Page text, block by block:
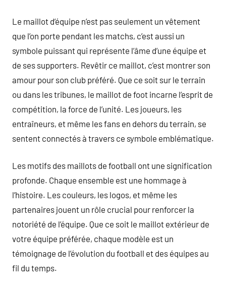
Le maillot d’équipe n’est pas seulement un vêtement
que l’on porte pendant les matchs, c’est aussi un
symbole puissant qui représente l’âme d’une équipe et
de ses supporters. Revêtir ce maillot, c’est montrer son
amour pour son club préféré. Que ce soit sur le terrain
ou dans les tribunes, le maillot de foot incarne l’esprit de
compétition, la force de l’unité. Les joueurs, les
entraîneurs, et même les fans en dehors du terrain, se
sentent connectés à travers ce symbole emblématique.
Les motifs des maillots de football ont une signification
profonde. Chaque ensemble est une hommage à
l’histoire. Les couleurs, les logos, et même les
partenaires jouent un rôle crucial pour renforcer la
notoriété de l’équipe. Que ce soit le maillot extérieur de
votre équipe préférée, chaque modèle est un
témoignage de l’évolution du football et des équipes au
fil du temps.